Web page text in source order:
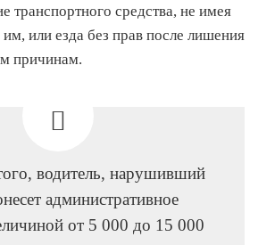
транспортного средства, не имея
или езда без прав после лишения
причинам.
водитель, нарушивший
административное
от 5 000 до 15 000